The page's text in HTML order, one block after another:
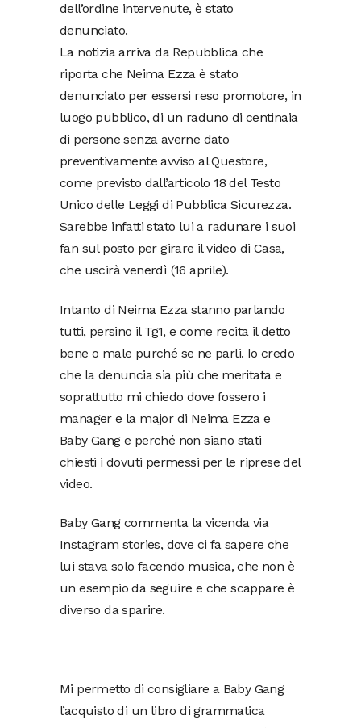
dell’ordine intervenute, è stato
denunciato.
La notizia arriva da Repubblica che
riporta che Neima Ezza è stato
denunciato per essersi reso promotore, in
luogo pubblico, di un raduno di centinaia
di persone senza averne dato
preventivamente avviso al Questore,
come previsto dall’articolo 18 del Testo
Unico delle Leggi di Pubblica Sicurezza.
Sarebbe infatti stato lui a radunare i suoi
fan sul posto per girare il video di Casa,
che uscirà venerdì (16 aprile).
Intanto di Neima Ezza stanno parlando
tutti, persino il Tg1, e come recita il detto
bene o male purché se ne parli. Io credo
che la denuncia sia più che meritata e
soprattutto mi chiedo dove fossero i
manager e la major di Neima Ezza e
Baby Gang e perché non siano stati
chiesti i dovuti permessi per le riprese del
video.
Baby Gang commenta la vicenda via
Instagram stories, dove ci fa sapere che
lui stava solo facendo musica, che non è
un esempio da seguire e che scappare è
diverso da sparire.
Mi permetto di consigliare a Baby Gang
l’acquisto di un libro di grammatica